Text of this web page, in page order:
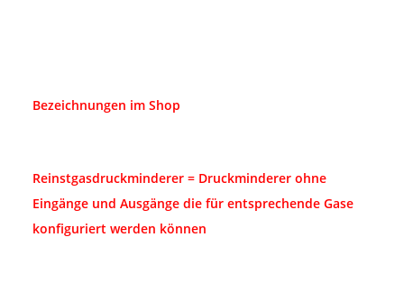
Bezeichnungen im Shop
Reinstgasdruckminderer = Druckminderer ohne
Eingänge und Ausgänge die für entsprechende Gase
konfiguriert werden können